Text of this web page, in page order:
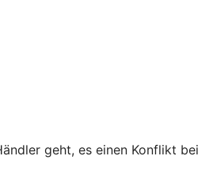
geht, es einen Konflikt bei